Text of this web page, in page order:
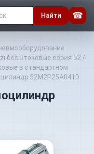
Найти ☎
бесштоковые серия 52 /
в стандартном
52M2P25A0410